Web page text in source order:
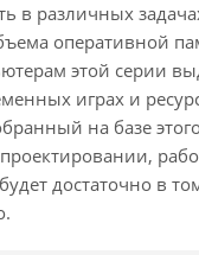
в различных
оперативной
этой серии
играх и
на базе
достаточно в